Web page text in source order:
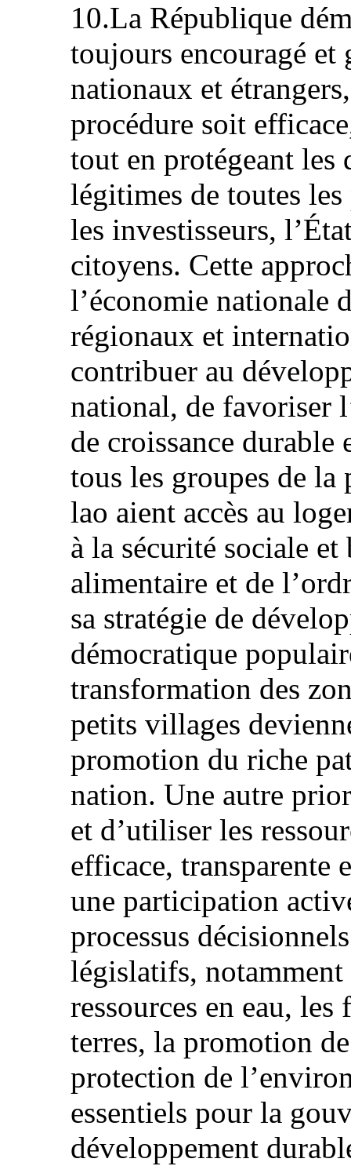
10.La République
toujours encouragé et
nationaux et
procédure soit
tout en protégeant les
légitimes de toutes
les investisseurs,
citoyens. Cette
l’économie nationale
régionaux et
contribuer au
national, de favoriser
de croissance durable
tous les groupes de
lao aient accès au
à la sécurité sociale
alimentaire et de
sa stratégie de
démocratique
transformation des
petits villages
promotion du riche
nation. Une autre
et d’utiliser les
efficace, transparente
une participation
processus
législatifs, notamment
ressources en eau,
terres, la promotion
protection de
essentiels pour la
développement